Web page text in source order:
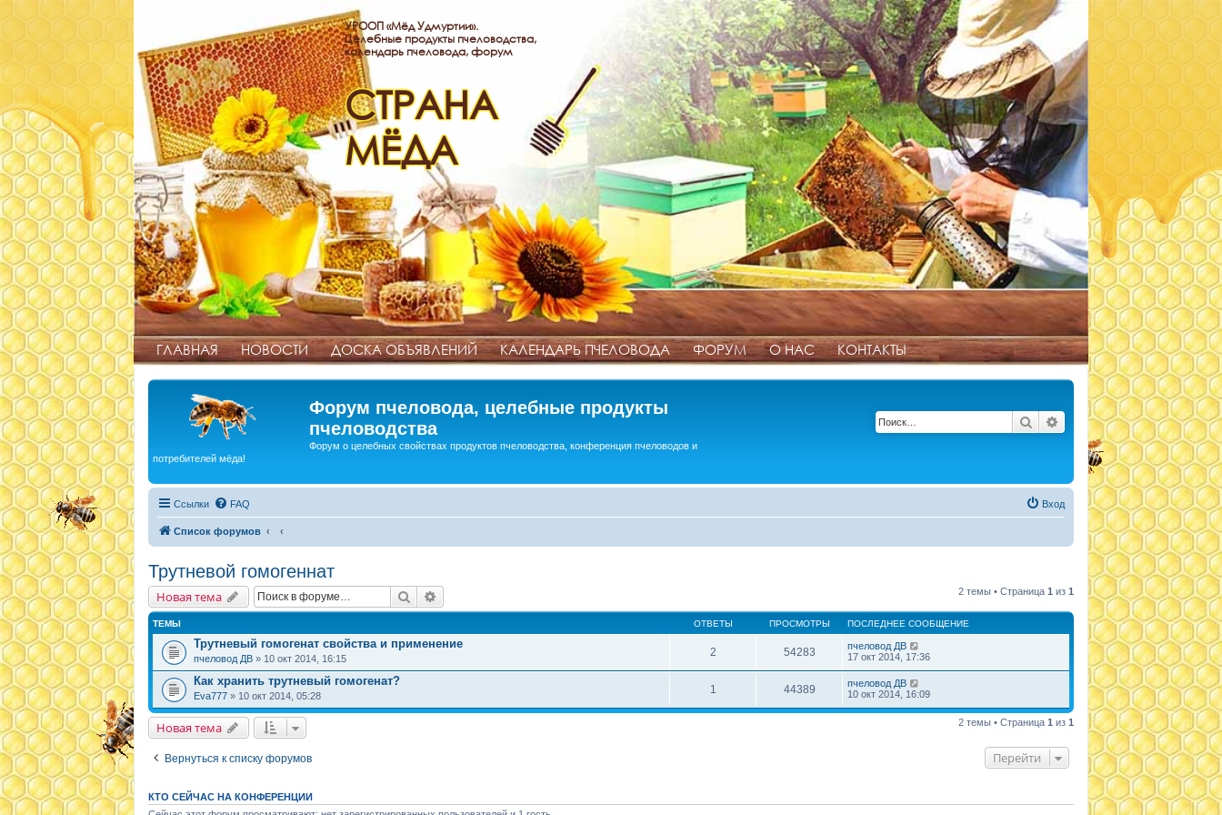
УРООП «Мёд Удмуртии».
Целебные продукты пчеловодства,
календарь пчеловода, форум
СТРАНА
МЁДА
ГЛАВНАЯ НОВОСТИ ДОСКА ОБЪЯВЛЕНИЙ КАЛЕНДАРЬ ПЧЕЛОВОДА ФОРУМ О НАС КОНТАКТЫ
Форум пчеловода, целебные продукты
пчеловодства
Форум о целебных свойствах продуктов пчеловодства, конференция пчеловодов и
потребителей мёда!
Поиск Расширенный поиск
Ссылки FAQ Вход
Список форумов
Трутневой гомогеннат
Новая тема Поиск 2 темы • Страница 1 из 1
ТЕМЫ ОТВЕТЫ ПРОСМОТРЫ ПОСЛЕДНЕЕ СООБЩЕНИЕ
Трутневый гомогенат свойства и применение
пчеловод ДВ » 10 окт 2014, 16:15
2 54283
пчеловод ДВ
17 окт 2014, 17:36
Как хранить трутневый гомогенат?
Eva777 » 10 окт 2014, 05:28
1 44389
пчеловод ДВ
10 окт 2014, 16:09
Новая тема 2 темы • Страница 1 из 1
Вернуться к списку форумов Перейти
КТО СЕЙЧАС НА КОНФЕРЕНЦИИ